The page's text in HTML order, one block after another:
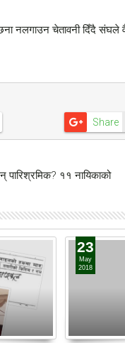
नलगाउन चेतावनी दिँदै
Share
पारिश्रमिक? ११ नायिकाको
23
May
2018